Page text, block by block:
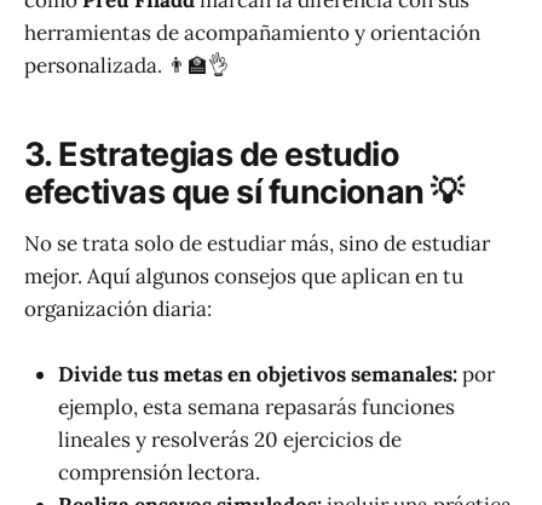
herramientas de acompañamiento y orientación
personalizada. 👨‍🏫👌
3. Estrategias de estudio
efectivas que sí funcionan 💡
No se trata solo de estudiar más, sino de estudiar
mejor. Aquí algunos consejos que aplican en tu
organización diaria:
Divide tus metas en objetivos semanales:por
ejemplo, esta semana repasarás funciones
lineales y resolverás 20 ejercicios de
comprensión lectora.